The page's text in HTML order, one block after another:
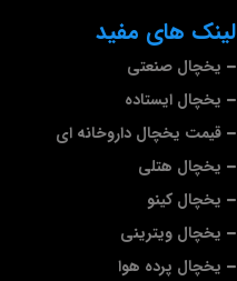
لینک های مفید
یخچال صنعتی
یخچال ایستاده
قیمت یخچال داروخانه ای
یخچال هتلی
یخچال کینو
یخچال ویترینی
یخچال پرده هوا